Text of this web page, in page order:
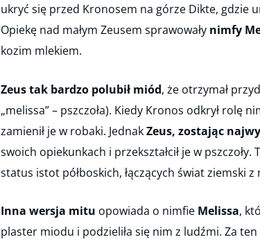
ukryć się przed Kronosem na górze Dikte, gdzie
Opiekę nad małym Zeusem sprawowały nimfy
kozim mlekiem.
Zeus tak bardzo polubił miód, że otrzymał
„melissa” – pszczoła). Kiedy Kronos odkrył rolę
zamienił je w robaki. JednakZeus, zostając
swoich opiekunkach i przekształcił je w
status istot półboskich, łączących świat ziemski z
Inna wersja mitu opowiada o nimfie Melissa,
plaster miodu i podzieliła się nim z ludźmi. Za